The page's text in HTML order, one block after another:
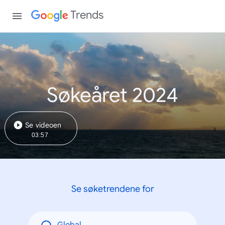
Trends
Søkeåret 2024
Se videoen
03:57
Se søketrendene for